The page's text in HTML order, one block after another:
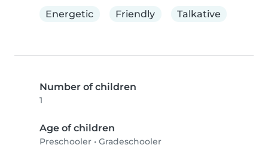
Energetic
Friendly Talkative
Number of children
1
Age of children
Preschooler • Gradeschooler